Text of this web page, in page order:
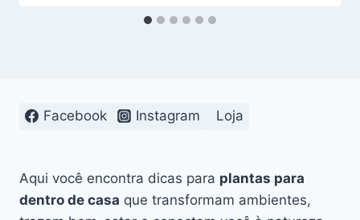
Facebook Instagram Loja
Aqui você encontra dicas para plantas para
dentro de casa que transformam ambientes,